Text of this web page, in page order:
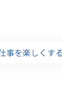
事を楽しくす